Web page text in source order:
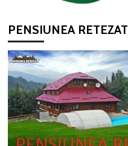
PENSIUNEA RETEZAT